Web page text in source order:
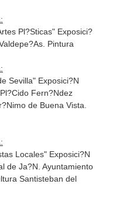
Pl?Sticas" Exposici?
Pintura
Sevilla" Exposici?N
Fern?Ndez
de Buena Vista.
Locales" Exposici?N
de Ja?N. Ayuntamiento
Santisteban del